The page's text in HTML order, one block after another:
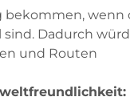
bekommen, wenn
Dadurch
und Routen